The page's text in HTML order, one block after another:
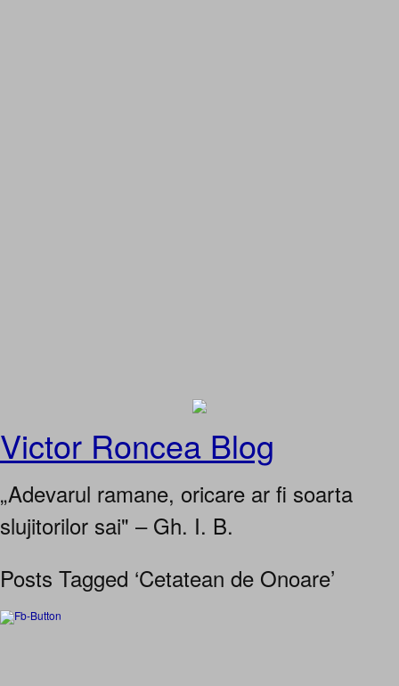
Victor Roncea Blog
„Adevarul ramane, oricare ar fi soarta
slujitorilor sai" – Gh. I. B.
Posts Tagged ‘Cetatean de Onoare’